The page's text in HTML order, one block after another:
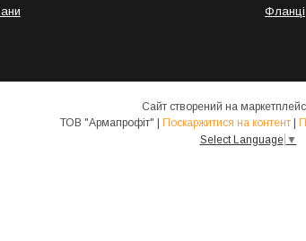
Фланці
Сайт створений на
ТОВ "Армапрофіт" | Поскаржитися на контент |
Select Language ▼